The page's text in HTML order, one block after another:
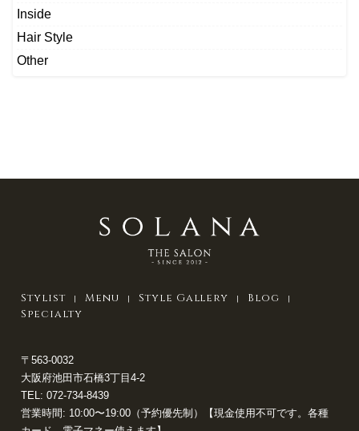
Inside
Hair Style
Other
Stylist Menu Style Gallery
Blog
Specialty
〒563-0032
大阪府池田市石橋3丁目4-2
TEL: 072-734-8439
営業時間: 10:00〜19:00（予約優先制）【現金使用不可です。各種